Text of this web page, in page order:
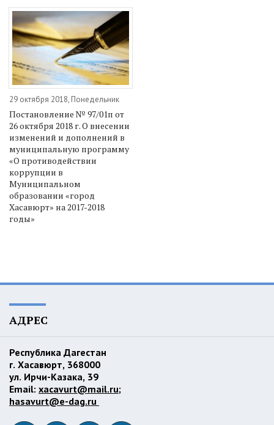
29 октября 2018, Понедельник
Постановление № 97/01п от
26 октября 2018 г. О внесении
изменений и дополнений в
муниципальную программу
«О противодействии
коррупции в
Муниципальном
образовании «город
Хасавюрт» на 2017-2018
годы»
АДРЕС
Республика Дагестан
г. Хасавюрт, 368000
ул. Ирчи-Казака, 39
Email: xacavurt@mail.ru;
hasavurt@e-dag.ru